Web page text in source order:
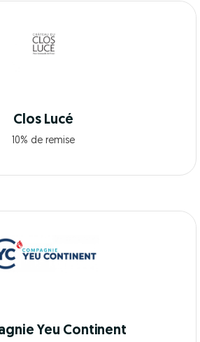
Clos Lucé
10% de remise
Yeu Continent